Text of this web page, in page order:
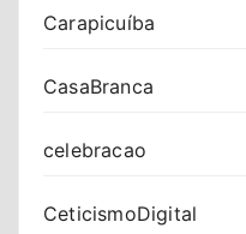
Carapicuíba
CasaBranca
celebracao
CeticismoDigital